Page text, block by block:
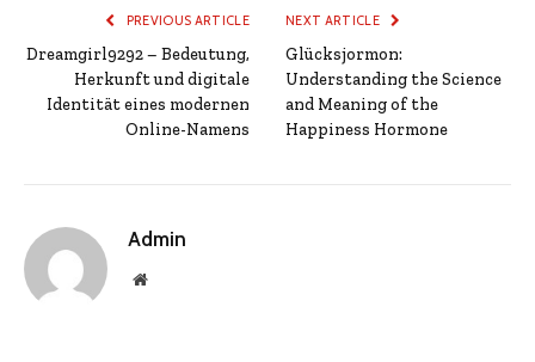
PREVIOUS ARTICLE
Dreamgirl9292 – Bedeutung,
Herkunft und digitale
Identität eines modernen
Online-Namens
NEXT ARTICLE
Glücksjormon:
Understanding the Science
and Meaning of the
Happiness Hormone
Admin
Website